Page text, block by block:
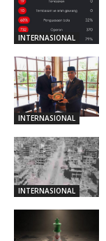
INTERNASIONAL
INTERNASIONAL
INTERNASIONAL